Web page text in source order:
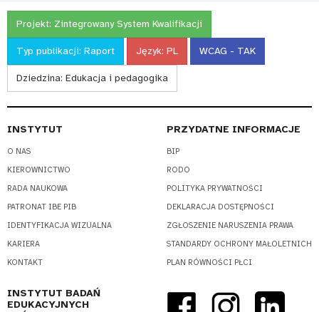
Projekt: Zintegrowany System Kwalifikacji
Typ publikacji: Raport Język: PL WCAG - TAK
Dziedzina: Edukacja i pedagogika
INSTYTUT
O NAS
KIEROWNICTWO
RADA NAUKOWA
PATRONAT IBE PIB
IDENTYFIKACJA WIZUALNA
KARIERA
KONTAKT
PRZYDATNE INFORMACJE
BIP
RODO
POLITYKA PRYWATNOŚCI
DEKLARACJA DOSTĘPNOŚCI
ZGŁOSZENIE NARUSZENIA PRAWA
STANDARDY OCHRONY MAŁOLETNICH
PLAN RÓWNOŚCI PŁCI
INSTYTUT BADAŃ
EDUKACYJNYCH